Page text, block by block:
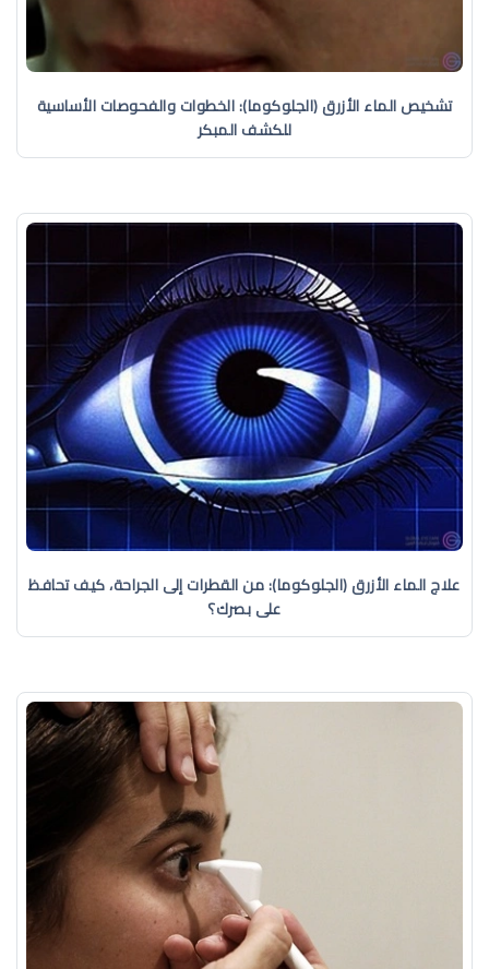
تشخيص الماء الأزرق (الجلوكوما): الخطوات والفحوصات الأساسية
للكشف المبكر
علاج الماء الأزرق (الجلوكوما): من القطرات إلى الجراحة، كيف تحافظ
على بصرك؟